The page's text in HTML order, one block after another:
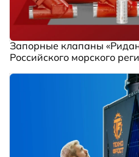
Запорные клапаны
Российского морского